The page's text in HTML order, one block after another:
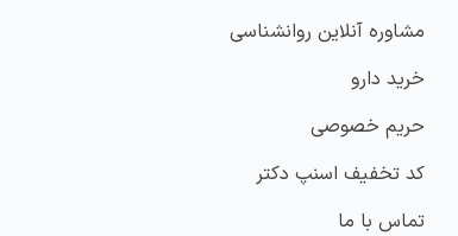
مشاوره آنلاین روانشناسی
خرید دارو
حریم خصوصی
کد تخفیف اسنپ دکتر
تماس با ما